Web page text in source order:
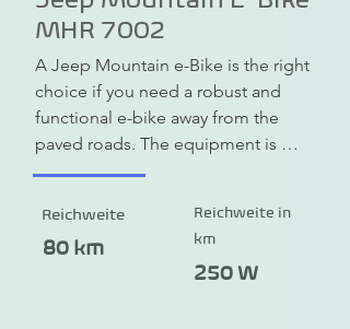
MHR 7002
A Jeep Mountain e-Bike is the right
choice if you need a robust and
functional e-bike away from the
paved roads. The equipment is
deliberately kept to a minimum and
luggage racks are omitted so that
you can enjoy maximum riding
Reichweite
80 km
Reichweite in
km
250 W